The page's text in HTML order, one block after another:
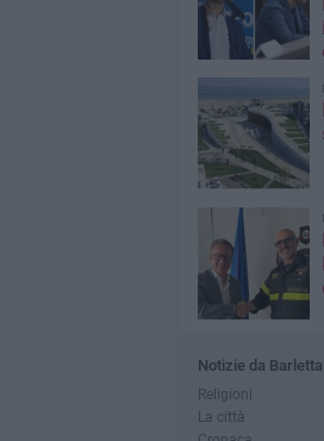
Notizie da Barletta
Religioni
La città